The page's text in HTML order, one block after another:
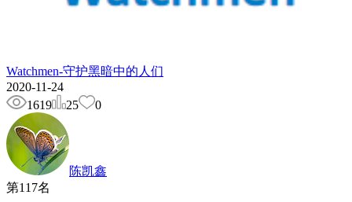
Watchmen-守护黑暗中的人们
2020-11-24
1619
25 0
陈凯鑫
第117名